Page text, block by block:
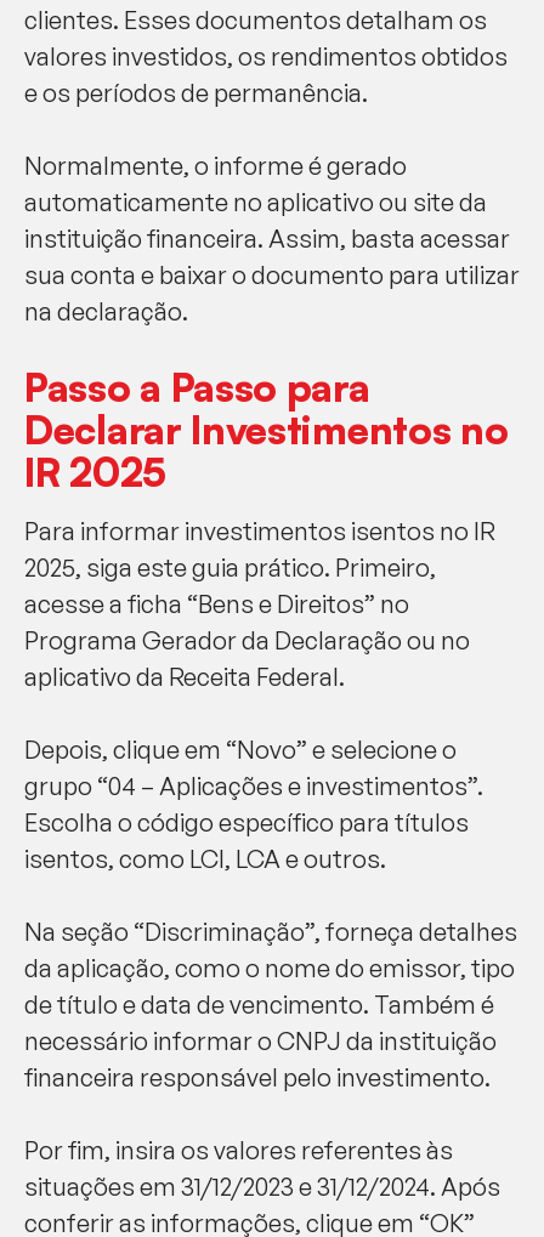
clientes. Esses documentos detalham os
valores investidos, os rendimentos obtidos
e os períodos de permanência.
Normalmente, o informe é gerado
automaticamente no aplicativo ou site da
instituição financeira. Assim, basta acessar
sua conta e baixar o documento para utilizar
na declaração.
Passo a Passo para
Declarar Investimentos no
IR 2025
Para informar investimentos isentos no IR
2025, siga este guia prático. Primeiro,
acesse a ficha “Bens e Direitos” no
Programa Gerador da Declaração ou no
aplicativo da Receita Federal.
Depois, clique em “Novo” e selecione o
grupo “04 – Aplicações e investimentos”.
Escolha o código específico para títulos
isentos, como LCI, LCA e outros.
Na seção “Discriminação”, forneça detalhes
da aplicação, como o nome do emissor, tipo
de título e data de vencimento. Também é
necessário informar o CNPJ da instituição
financeira responsável pelo investimento.
Por fim, insira os valores referentes às
situações em 31/12/2023 e 31/12/2024. Após
conferir as informações, clique em “OK”